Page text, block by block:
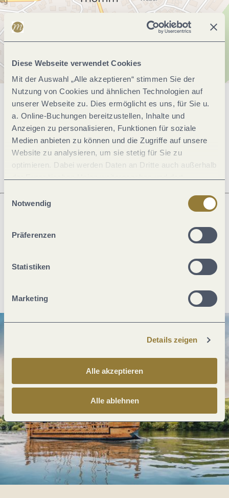
Diese Webseite verwendet Cookies
Mit der Auswahl „Alle akzeptieren“ stimmen Sie der
Nutzung von Cookies und ähnlichen Technologien auf
unserer Webseite zu. Dies ermöglicht es uns, für Sie u.
a. Online-Buchungen bereitzustellen, Inhalte und
Anzeigen zu personalisieren, Funktionen für soziale
Medien anbieten zu können und die Zugriffe auf unsere
Website zu analysieren, um sie stetig für Sie zu
optimieren. Dabei werden Daten an Dritte auch außerhalb
jederzeit widerrufen werden. Mit der Auswahl "Alle
ablehnen" kann es zu Beeinträchtigungen in der Nutzung
Einwilligungsauswahl
Notwendig
Präferenzen
Statistiken
Marketing
Details zeigen
Alle akzeptieren
Alle ablehnen
Allgemeine Informationen
Öffnungszeiten